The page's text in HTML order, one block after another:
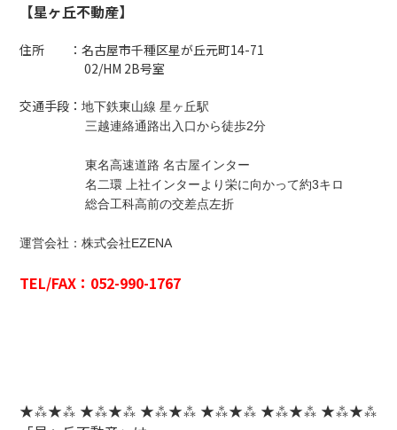
【星ヶ丘不動産】
住所 ：名古屋市千種区星が丘元町14-71
02/HM 2B号室
交通手段：地下鉄東山線 星ヶ丘駅
三越連絡通路出入口から徒歩2分
東名高速道路 名古屋インター
名二環 上社インターより栄に向かって約3キロ
総合工科高前の交差点左折
運営会社：株式会社EZENA
TEL/FAX：052-990-1767
★⁂★⁂ ★⁂★⁂ ★⁂★⁂ ★⁂★⁂ ★⁂★⁂ ★⁂★⁂